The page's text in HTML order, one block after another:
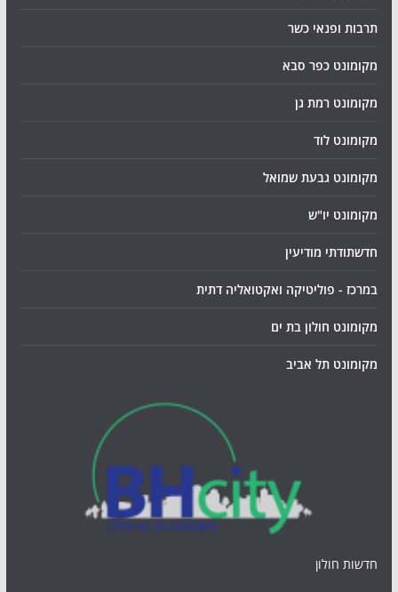
תרבות ופנאי כשר
מקומונט כפר סבא
מקומונט רמת גן
מקומונט לוד
מקומונט גבעת שמואל
מקומונט יו"ש
חדשתודתי מודיעין
במרכז - פוליטיקה ואקטואליה דתית
מקומונט חולון בת ים
מקומונט תל אביב
חדשות חולון